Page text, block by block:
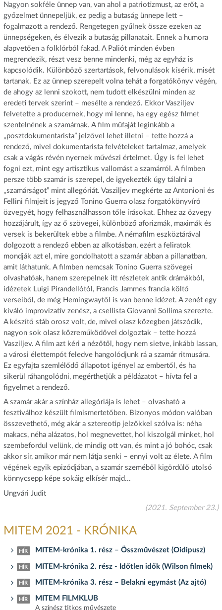
Nagyon sokféle ünnep van, van ahol a patriotizmust, az erőt, a
győzelmet ünnepeljük, ez pedig a butaság ünnepe lett –
fogalmazott a rendező. Rengetegen gyűlnek össze ezeken az
ünnepségeken, és élvezik a butaság pillanatait. Ennek a humora
alapvetően a folklórból fakad. A Paliót minden évben
megrendezik, részt vesz benne mindenki, még az egyház is
kapcsolódik. Különböző szertartások, felvonulások kísérik, misét
tartanak. Ez az ünnep szerepelt volna tehát a forgatókönyv végén,
de ahogy az lenni szokott, nem tudott elkészülni minden az
eredeti tervek szerint – mesélte a rendező. Ekkor Vasziljev
felvetette a producernek, hogy mi lenne, ha egy egész filmet
szentelnének a szamárnak. A film műfaját leginkább a
„posztdokumentarista” jelzővel lehet illetni – tette hozzá a
rendező, mivel dokumentarista felvételeket tartalmaz, amelyek
csak a vágás révén nyernek művészi értelmet. Úgy is fel lehet
fogni ezt, mint egy artisztikus vallomást a szamárról. A filmben
persze több szamár is szerepel, de igyekezték úgy tálalni a
„szamárságot” mint allegóriát. Vasziljev megkérte az Antonioni és
Fellini filmjeit is jegyző Tonino Guerra olasz forgatókönyvíró
özvegyét, hogy felhasználhasson tőle írásokat. Ehhez az özvegy
hozzájárult, így az ő szövegei, különböző aforizmák, maximák és
versek is bekerültek ebbe a filmbe. A némafilm eszköztárával
dolgozott a rendező ebben az alkotásban, ezért a feliratok
mondják azt el, mire gondolhatott a szamár abban a pillanatban,
amit láthatunk. A filmben nemcsak Tonino Guerra szövegei
olvashatóak, hanem szerepelnek itt részletek antik drámákból,
idézetek Luigi Pirandellótól, Francis Jammes francia költő
verseiből, de még Hemingwaytől is van benne idézet. A zenét egy
kiváló improvizatív zenész, a csellista Giovanni Sollima szerezte.
A készítő stáb orosz volt, de, mivel olasz közegben játszódik,
nagyon sok olasz közreműködővel dolgoztak – tette hozzá
Vasziljev. A film azt kéri a nézőtől, hogy nem sietve, inkább lassan,
a városi élettempót feledve hangolódjunk rá a szamár ritmusára.
Ez egyfajta szemlélődő állapotot igényel az embertől, és ha
sikerül ráhangolódni, megérthetjük a példázatot – hívta fel a
figyelmet a rendező.
A szamár akár a színház allegóriája is lehet – olvasható a
fesztiválhoz készült filmismertetőben. Bizonyos módon valóban
összevethető, még akár a sztereotip jelzőkkel szólva is: néha
makacs, néha alázatos, hol megnevettet, hol kiszolgál minket, hol
szembefordul velünk, de mindig ott van, és mint a jó bohóc, csak
akkor sír, amikor már nem látja senki – ennyi volt az élete. A film
végének egyik epizódjában, a szamár szeméből kigördülő utolsó
könnycsepp képe sokáig elkísér majd...
Ungvári Judit
(2021. September 23.)
MITEM 2021 - KRÓNIKA
HÍR MITEM-krónika 1. rész – Összművészet (Oidipusz)
HÍR MITEM-krónika 2. rész - Időtlen idők (Wilson filmek)
HÍR MITEM-krónika 3. rész – Belakni egymást (Az ajtó)
HÍR MITEM FILMKLUB
A színész titkos művészete